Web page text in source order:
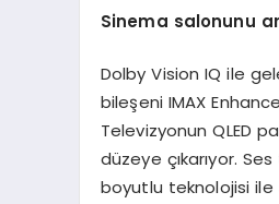
Sinema salonunu
Dolby Vision IQ ile
bileşeni IMAX
Televizyonun QLED
düzeye çıkarıyor.
boyutlu teknolojisi ile